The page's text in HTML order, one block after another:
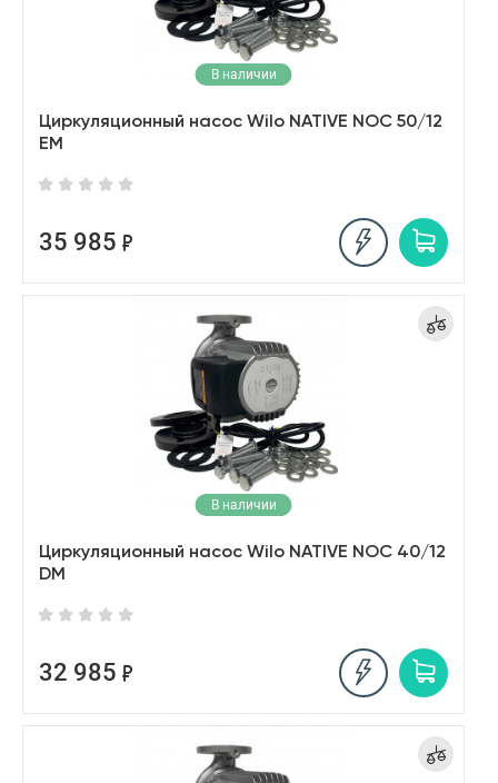
В наличии
Циркуляционный насос Wilo NATIVE NOC 50/12
EM
35 985
В наличии
Циркуляционный насос Wilo NATIVE NOC 40/12
DM
32 985